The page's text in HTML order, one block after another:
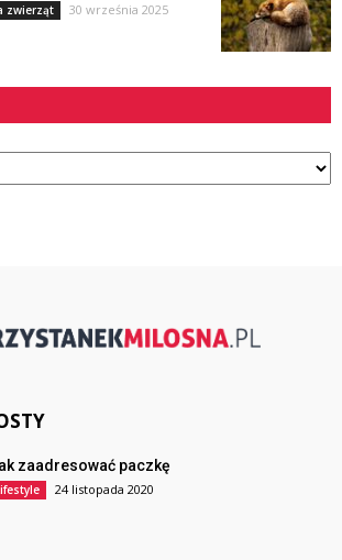
zwierząt 30 września 2025
zaadresować paczkę
24 listopada 2020